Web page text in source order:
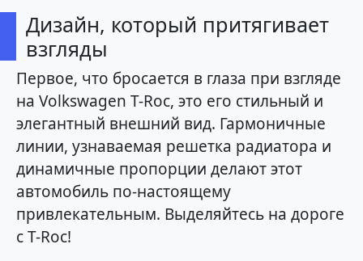
Дизайн, который притягивает
взгляды
Первое, что бросается в глаза при взгляде
на Volkswagen T-Roc, это его стильный и
элегантный внешний вид. Гармоничные
линии, узнаваемая решетка радиатора и
динамичные пропорции делают этот
автомобиль по-настоящему
привлекательным. Выделяйтесь на дороге
с T-Roc!